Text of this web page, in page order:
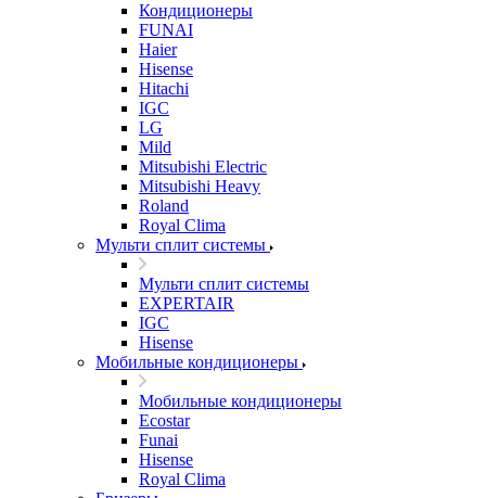
Кондиционеры
FUNAI
Haier
Hisense
Hitachi
IGC
LG
Mild
Mitsubishi Electric
Mitsubishi Heavy
Roland
Royal Clima
Мульти сплит системы
Мульти сплит системы
EXPERTAIR
IGC
Hisense
Мобильные кондиционеры
Мобильные кондиционеры
Ecostar
Funai
Hisense
Royal Clima